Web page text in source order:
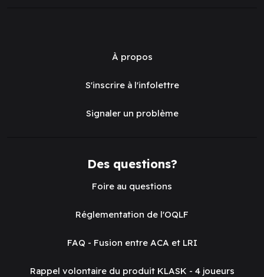
À propos
S'inscrire à l'infolettre
Signaler un problème
Des questions?
Foire au questions
Réglementation de l'OQLF
FAQ - Fusion entre ACA et LRI
Rappel volontaire du produit KLASK - 4 joueurs